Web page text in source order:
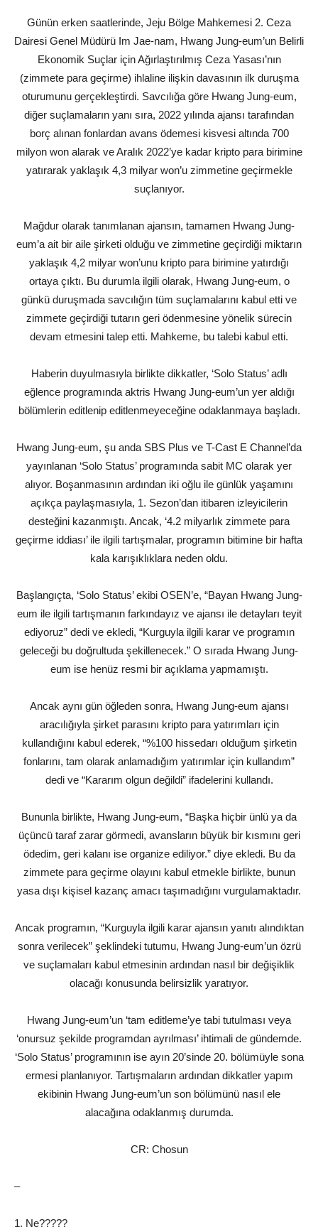
Günün erken saatlerinde, Jeju Bölge Mahkemesi 2. Ceza
Dairesi Genel Müdürü Im Jae-nam, Hwang Jung-eum’un Belirli
Ekonomik Suçlar için Ağırlaştırılmış Ceza Yasası’nın
(zimmete para geçirme) ihlaline ilişkin davasının ilk duruşma
oturumunu gerçekleştirdi. Savcılığa göre Hwang Jung-eum,
diğer suçlamaların yanı sıra, 2022 yılında ajansı tarafından
borç alınan fonlardan avans ödemesi kisvesi altında 700
milyon won alarak ve Aralık 2022’ye kadar kripto para birimine
yatırarak yaklaşık 4,3 milyar won’u zimmetine geçirmekle
suçlanıyor.
Mağdur olarak tanımlanan ajansın, tamamen Hwang Jung-
eum’a ait bir aile şirketi olduğu ve zimmetine geçirdiği miktarın
yaklaşık 4,2 milyar won’unu kripto para birimine yatırdığı
ortaya çıktı. Bu durumla ilgili olarak, Hwang Jung-eum, o
günkü duruşmada savcılığın tüm suçlamalarını kabul etti ve
zimmete geçirdiği tutarın geri ödenmesine yönelik sürecin
devam etmesini talep etti. Mahkeme, bu talebi kabul etti.
Haberin duyulmasıyla birlikte dikkatler, ‘Solo Status’ adlı
eğlence programında aktris Hwang Jung-eum’un yer aldığı
bölümlerin editlenip editlenmeyeceğine odaklanmaya başladı.
Hwang Jung-eum, şu anda SBS Plus ve T-Cast E Channel’da
yayınlanan ‘Solo Status’ programında sabit MC olarak yer
alıyor. Boşanmasının ardından iki oğlu ile günlük yaşamını
açıkça paylaşmasıyla, 1. Sezon’dan itibaren izleyicilerin
desteğini kazanmıştı. Ancak, ‘4.2 milyarlık zimmete para
geçirme iddiası’ ile ilgili tartışmalar, programın bitimine bir hafta
kala karışıklıklara neden oldu.
Başlangıçta, ‘Solo Status’ ekibi OSEN’e, “Bayan Hwang Jung-
eum ile ilgili tartışmanın farkındayız ve ajansı ile detayları teyit
ediyoruz” dedi ve ekledi, “Kurguyla ilgili karar ve programın
geleceği bu doğrultuda şekillenecek.” O sırada Hwang Jung-
eum ise henüz resmi bir açıklama yapmamıştı.
Ancak aynı gün öğleden sonra, Hwang Jung-eum ajansı
aracılığıyla şirket parasını kripto para yatırımları için
kullandığını kabul ederek, “%100 hissedarı olduğum şirketin
fonlarını, tam olarak anlamadığım yatırımlar için kullandım”
dedi ve “Kararım olgun değildi” ifadelerini kullandı.
Bununla birlikte, Hwang Jung-eum, “Başka hiçbir ünlü ya da
üçüncü taraf zarar görmedi, avansların büyük bir kısmını geri
ödedim, geri kalanı ise organize ediliyor.” diye ekledi. Bu da
zimmete para geçirme olayını kabul etmekle birlikte, bunun
yasa dışı kişisel kazanç amacı taşımadığını vurgulamaktadır.
Ancak programın, “Kurguyla ilgili karar ajansın yanıtı alındıktan
sonra verilecek” şeklindeki tutumu, Hwang Jung-eum’un özrü
ve suçlamaları kabul etmesinin ardından nasıl bir değişiklik
olacağı konusunda belirsizlik yaratıyor.
Hwang Jung-eum’un ‘tam editleme’ye tabi tutulması veya
‘onursuz şekilde programdan ayrılması’ ihtimali de gündemde.
‘Solo Status’ programının ise ayın 20’sinde 20. bölümüyle sona
ermesi planlanıyor. Tartışmaların ardından dikkatler yapım
ekibinin Hwang Jung-eum’un son bölümünü nasıl ele
alacağına odaklanmış durumda.
CR: Chosun
–
1. Ne?????